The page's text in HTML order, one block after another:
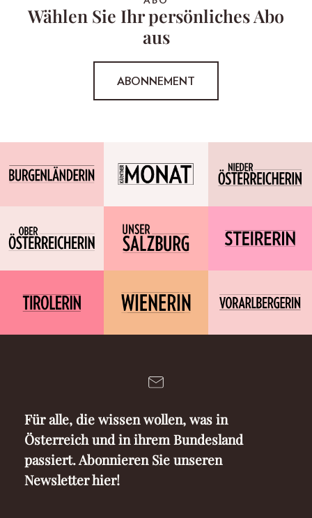
Wählen Sie Ihr persönliches Abo
aus
ABONNEMENT
Für alle, die wissen wollen, was in
Österreich und in ihrem Bundesland
passiert. Abonnieren Sie unseren
Newsletter hier!